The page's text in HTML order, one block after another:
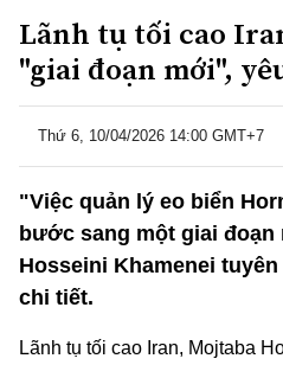
Lãnh tụ tối cao
"giai đoạn mới",
Thứ 6, 10/04/2026 14:00 GMT+7
"Việc quản lý eo biển
bước sang một giai
Hosseini Khamenei
chi tiết.
Lãnh tụ tối cao Iran, Mojtaba